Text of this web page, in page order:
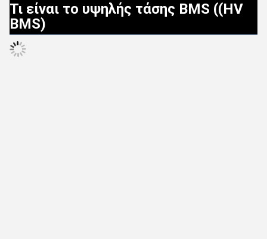
Τι είναι το υψηλής τάσης BMS ((HV
BMS)